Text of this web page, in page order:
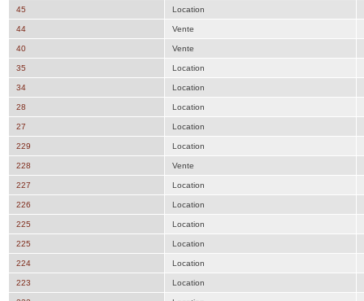
45 Location
44 Vente
40 Vente
35 Location
34 Location
28 Location
27 Location
229 Location
228 Vente
227 Location
226 Location
225 Location
225 Location
224 Location
223 Location